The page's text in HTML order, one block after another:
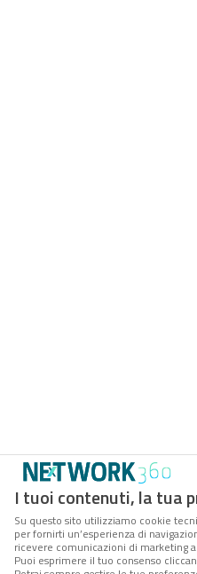
I tuoi contenuti, la tua
Su questo sito utilizziamo cookie
per fornirti un’esperienza di
ricevere comunicazioni di marketing
Puoi esprimere il tuo consenso